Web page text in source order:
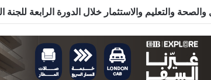
دواء وتدريب وخبرات طبية